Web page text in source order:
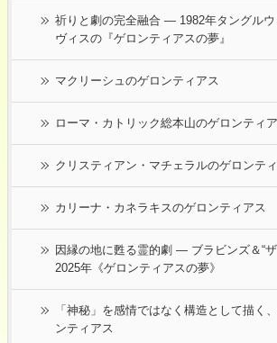
祈りと劇の完全融合 ― 1982年タングルウ
ヴィスの『ゲロンティアスの夢』
マクリーシュのゲロンティアス
ローマ・カトリック総本山のゲロンティ
クリスティアン・マチェラルのゲロンテ
カリーナ・カネラキスのゲロンティアス
因縁の地に甦る霊的劇 ― ブラビンズ＆“
2025年《ゲロンティアスの夢》
「神秘」を感情ではなく構造として描く
ンティアス